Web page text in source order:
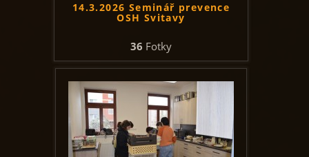
14.3.2026 Seminář prevence
OSH Svitavy
36 Fotky